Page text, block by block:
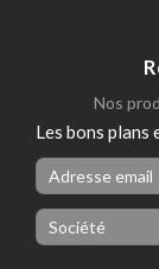
Nos
Les bons